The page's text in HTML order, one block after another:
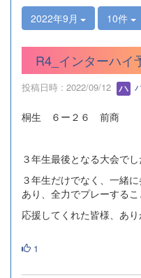
2022年9月 10件
R4_インターハイ
投稿日時 : 2022/09/12
桐生 ６ー２６ 前商
３年生最後となる大会でし
３年生だけでなく、一緒
あり、全力でプレーするこ
応援してくれた皆様、あり
1